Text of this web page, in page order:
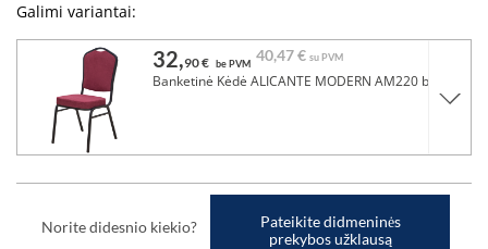
Galimi variantai:
32,90 € be PVM 40,47 € su PVM
Banketinė Kėdė ALICANTE MODERN AM220 bordo
Norite didesnio kiekio?
Pateikite didmeninės
prekybos užklausą